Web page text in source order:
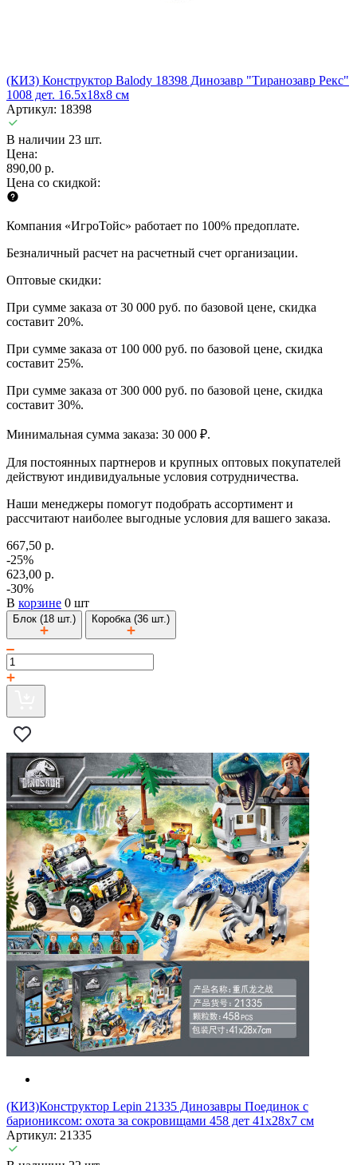
(КИЗ) Конструктор Balody 18398 Динозавр "Тиранозавр Рекс"
1008 дет. 16.5x18x8 см
Артикул: 18398
В наличии 23 шт.
Цена:
890,00 р.
Цена со скидкой:
Компания «ИгроТойс» работает по 100% предоплате.
Безналичный расчет на расчетный счет организации.
Оптовые скидки:
При сумме заказа от 30 000 руб. по базовой цене, скидка
составит 20%.
При сумме заказа от 100 000 руб. по базовой цене, скидка
составит 25%.
При сумме заказа от 300 000 руб. по базовой цене, скидка
составит 30%.
Минимальная сумма заказа: 30 000 ₽.
Для постоянных партнеров и крупных оптовых покупателей
действуют индивидуальные условия сотрудничества.
Наши менеджеры помогут подобрать ассортимент и
рассчитают наиболее выгодные условия для вашего заказа.
667,50 р.
-25%
623,00 р.
-30%
В корзине 0 шт
Блок (18 шт.) Коробка (36 шт.)
(КИЗ)Конструктор Lepin 21335 Динозавры Поединок с
бариониксом: охота за сокровищами 458 дет 41х28х7 см
Артикул: 21335